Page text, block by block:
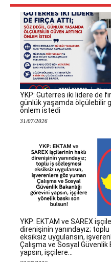
YKP: Guterres iki lidere de
günlük yaşamda ölçülebilir
önlem istedi
31/07/2026
YKP: EKTAM ve SAREX
direnişinin yanındayız;
eksiksiz uygulansın,
Çalışma ve Sosyal Güvenlik
yapsın, işçilere...